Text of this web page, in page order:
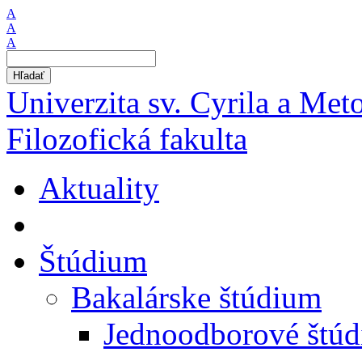
A
A
A
Hľadať
Univerzita sv. Cyrila a
Filozofická fakulta
Aktuality
Štúdium
Bakalárske štúdium
Jednoodborové